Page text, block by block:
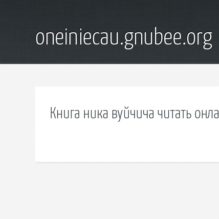
oneiniecau.gnubee.org
Книга ника вуйчича читать